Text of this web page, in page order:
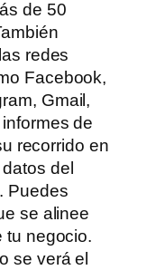
de 50
redes
Facebook,
Gmail,
de
recorrido en
del
Puedes
se alinee
tu negocio.
se verá el